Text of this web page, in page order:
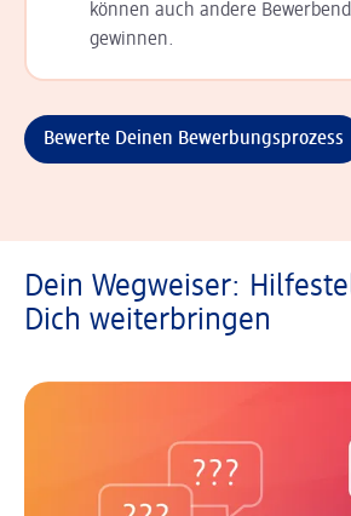
können auch andere
gewinnen.
Bewerte Deinen Bewerbungsprozess
Dein Wegweiser:
Dich weiterbringen